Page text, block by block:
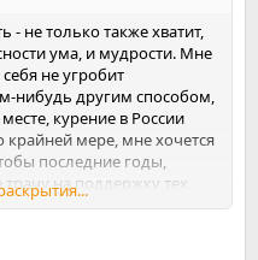
- не только также хватит,
ума, и мудрости. Мне
не угробит
нибудь другим способом,
курение в России
мере, мне хочется
последние годы,
на поддержку тех,
были потрачены зря.
А то мне там
грустно будет